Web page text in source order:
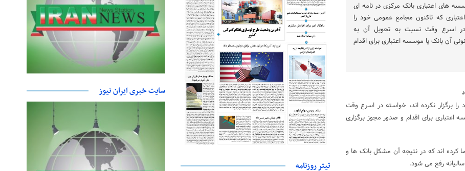
های اعتباری بانک مرکزی در نامه ای
که تاکنون مجامع عمومی خود را
در اسرع وقت نسبت به تحویل آن به
آن بانک یا موسسه اعتباری برای اقدام
برگزار نکرده اند، خواسته در اسرع وقت
برای اقدام و صدور مجوز برگزاری
کرده اند که در نتیجه آن مشکل بانک ها و
رفع می شود.
تیتر روزنامه
سایت خبری ایران نیوز